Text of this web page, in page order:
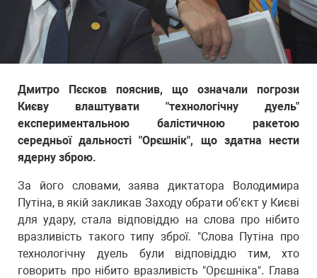
Дмитро Пєсков пояснив, що означали погрози
Києву влаштувати "технологічну дуель"
експериментальною балістичною ракетою
середньої дальності "Орєшнік", що здатна нести
ядерну зброю.
За його словами, заява диктатора Володимира
Путіна, в якій закликав Заходу обрати об'єкт у Києві
для удару, стала відповіддю на слова про нібито
вразливість такого типу зброї. "Слова Путіна про
технологічну дуель були відповіддю тим, хто
говорить про нібито вразливість "Орєшніка". Глава